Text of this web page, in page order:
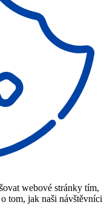
webové stránky tím,
tom, jak naši návštěvníci